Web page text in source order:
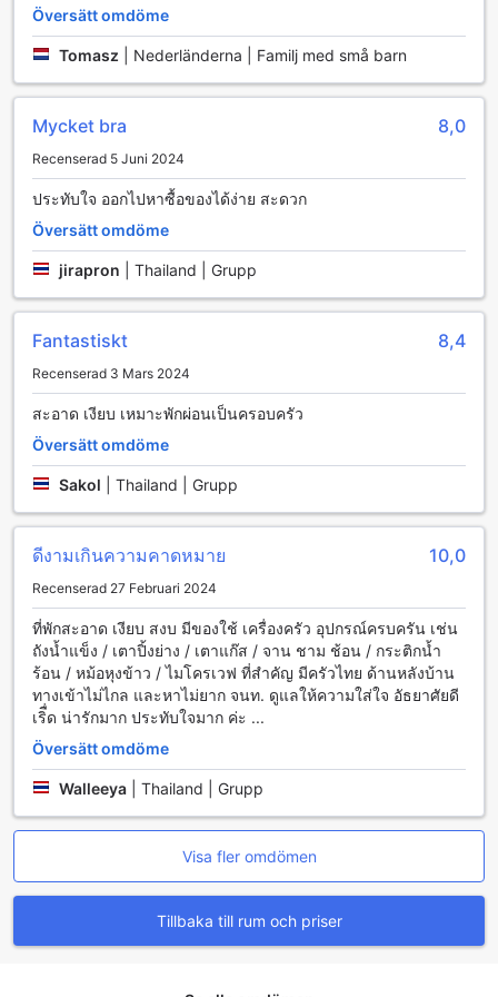
atmosfär för alla boende.
Dessutom har hotellet gratis Wi-Fi i alla rum, vilket gör det
enkelt att hålla kontakten med nära och kära eller planera
resa erbjuder hotellet även bagageförvaring, så att du kan
utforska området utan att behöva bära på dina väskor.
är i toppskick, vilket ger dig mer tid att njuta av din
semester i Hua Hin.
Transportfaciliteter på The Legacy Huahin Pool Villa Type
D
The Legacy Huahin Pool Villa Type D erbjuder sina gäster
enkel och avkopplande. Hotellet har en rymlig och säker
parkeringsplats där gäster kan parkera sina fordon utan
kostnad. Detta är en stor fördel för dem som reser med bil
och vill utforska de vackra omgivningarna i Hua Hin och
Cha-am i sin egen takt.
Den kostnadsfria parkeringen ger frihet och flexibilitet,
vilket gör det enkelt för gästerna att besöka lokala
attraktioner, stränder och restauranger. Oavsett om du
planerar en dag med sightseeing eller en lugn utflykt till
den närliggande naturen, kan du vara säker på att din bil
står tryggt och säkert på hotellets område. Med dessa
transportfaciliteter kan du fokusera på att njuta av din
semester och skapa oförglömliga minnen.
Upplev Lyx på The Legacy Huahin Pool Villa Type D
The Legacy Huahin Pool Villa Type D erbjuder en perfekt
tillflyktsort för dem som söker avkoppling och komfort.
Varje rum är utrustat med luftkonditionering, vilket
säkerställer en behaglig temperatur oavsett tid på året.
Denna funktion är avgörande för att skapa en lugn
atmosfär där du kan koppla av efter en lång dag av
utforskning eller solbadande vid poolen.
För att göra din vistelse ännu mer bekväm, finns det en
modern TV i rummet, så att du kan njuta av dina
favoritprogram och filmer i en avslappnad miljö. För de som
älskar att börja dagen med en kopp kaffe eller te, finns en
kaffebryggare och te-set tillgängliga, vilket ger dig
dagen. Med fräscha sängkläder som tillhandahålls, kan du
Översätt omdöme
Tomasz Nederländerna | Familj med små barn
Mycket bra 8,0
Recenserad 5 Juni 2024
ประทับใจ ออกไปหาซื้อของได้ง่าย สะดวก
Översätt omdöme
jirapron Thailand | Grupp
Fantastiskt 8,4
Recenserad 3 Mars 2024
สะอาด เงียบ เหมาะพักผ่อนเป็นครอบครัว
Översätt omdöme
Sakol Thailand | Grupp
ดีงามเกินความคาดหมาย 10,0
Recenserad 27 Februari 2024
ที่พักสะอาด เงียบ สงบ มีของใช้ เครื่องครัว อุปกรณ์ครบครัน เช่น
ถังน้ำแข็ง / เตาปิ้งย่าง / เตาแก๊ส / จาน ชาม ช้อน / กระติกน้ำ
ร้อน / หม้อหุงข้าว / ไมโครเวฟ ที่สำคัญ มีครัวไทย ด้านหลังบ้าน
ทางเข้าไม่ไกล และหาไม่ยาก จนท. ดูแลให้ความใส่ใจ อัธยาศัยดี
เริื่ด น่ารักมาก ประทับใจมาก ค่ะ ...
Översätt omdöme
Walleeya Thailand | Grupp
Visa fler omdömen
Tillbaka till rum och priser